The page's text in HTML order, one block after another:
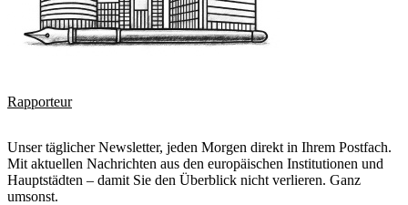
Rapporteur
Unser täglicher Newsletter, jeden Morgen direkt in Ihrem Postfach.
Mit aktuellen Nachrichten aus den europäischen Institutionen und
Hauptstädten – damit Sie den Überblick nicht verlieren. Ganz
umsonst.